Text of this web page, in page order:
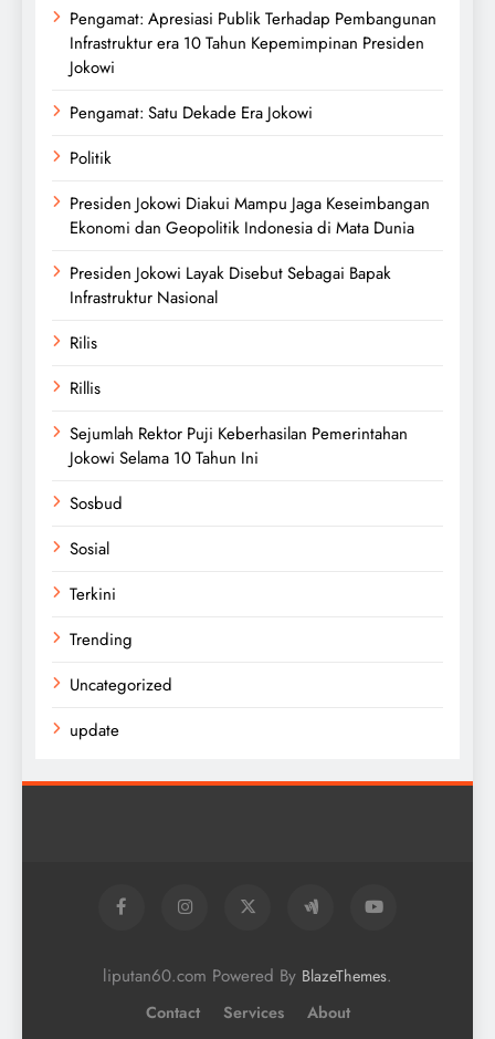
Pengamat: Apresiasi Publik Terhadap Pembangunan
Infrastruktur era 10 Tahun Kepemimpinan Presiden
Jokowi
Pengamat: Satu Dekade Era Jokowi
Politik
Presiden Jokowi Diakui Mampu Jaga Keseimbangan
Ekonomi dan Geopolitik Indonesia di Mata Dunia
Presiden Jokowi Layak Disebut Sebagai Bapak
Infrastruktur Nasional
Rilis
Rillis
Sejumlah Rektor Puji Keberhasilan Pemerintahan
Jokowi Selama 10 Tahun Ini
Sosbud
Sosial
Terkini
Trending
Uncategorized
update
liputan60.com Powered By BlazeThemes.
Contact Services About